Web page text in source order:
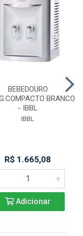
BEBEDOURO
BRANCO
- IBBL
IBBL
R$ 1.665,08
Adicionar